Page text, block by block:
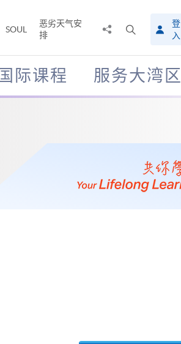
SOUL
恶劣天气安
排
搜
寻
介
面
登
入
国际课程 服务大湾区